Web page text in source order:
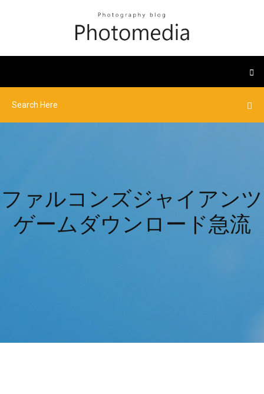
ファルコンズジャイアンツ
ゲームダウンロード急流